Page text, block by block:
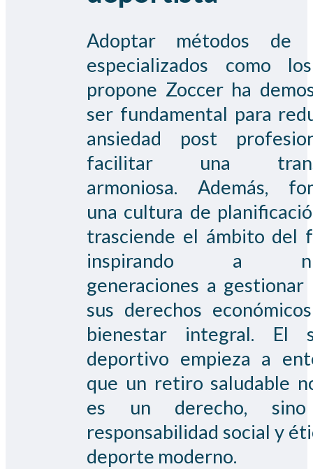
Adoptar métodos de
especializados como
propone Zoccer ha
ser fundamental para
ansiedad post
facilitar una
armoniosa. Además,
una cultura de
trasciende el ámbito del
inspirando a
generaciones a gestionar
sus derechos
bienestar integral. El
deportivo empieza a
que un retiro saludable
es un derecho,
responsabilidad social y
deporte moderno.